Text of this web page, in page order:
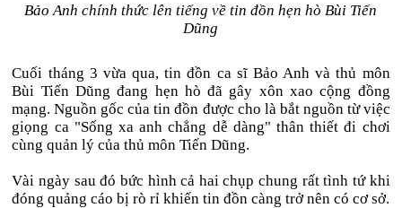
Bảo Anh chính thức lên tiếng về tin đồn hẹn hò Bùi Tiến
Dũng
Cuối tháng 3 vừa qua, tin đồn ca sĩ Bảo Anh và thủ môn
Bùi Tiến Dũng đang hẹn hò đã gây xôn xao cộng đồng
mạng. Nguồn gốc của tin đồn được cho là bắt nguồn từ việc
giọng ca "Sống xa anh chẳng dễ dàng" thân thiết đi chơi
cùng quản lý của thủ môn Tiến Dũng.
Vài ngày sau đó bức hình cả hai chụp chung rất tình tứ khi
đóng quảng cáo bị rò rỉ khiến tin đồn càng trở nên có cơ sở.